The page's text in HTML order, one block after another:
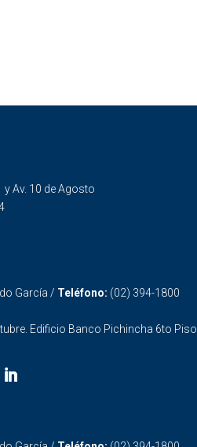
Av. 10 de Agosto
García / Teléfono: (02) 394-1800
Edificio Banco Pichincha 6to Piso